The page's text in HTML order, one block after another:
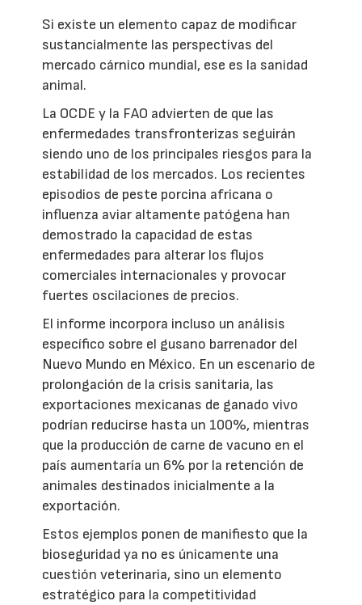
Si existe un elemento capaz de modificar
sustancialmente las perspectivas del
mercado cárnico mundial, ese es la sanidad
animal.
La OCDE y la FAO advierten de que las
enfermedades transfronterizas seguirán
siendo uno de los principales riesgos para la
estabilidad de los mercados. Los recientes
episodios de peste porcina africana o
influenza aviar altamente patógena han
demostrado la capacidad de estas
enfermedades para alterar los flujos
comerciales internacionales y provocar
fuertes oscilaciones de precios.
El informe incorpora incluso un análisis
específico sobre el gusano barrenador del
Nuevo Mundo en México. En un escenario de
prolongación de la crisis sanitaria, las
exportaciones mexicanas de ganado vivo
podrían reducirse hasta un 100%, mientras
que la producción de carne de vacuno en el
país aumentaría un 6% por la retención de
animales destinados inicialmente a la
exportación.
Estos ejemplos ponen de manifiesto que la
bioseguridad ya no es únicamente una
cuestión veterinaria, sino un elemento
estratégico para la competitividad